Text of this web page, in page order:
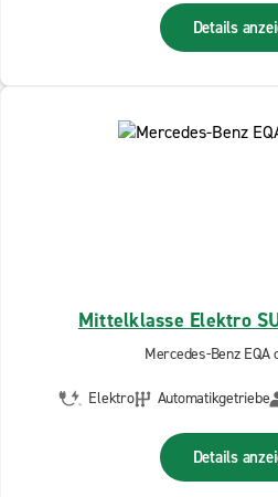
Details
Mittelklasse Elektro
Mercedes-Benz EQA
Elektro Automatikgetriebe
Details